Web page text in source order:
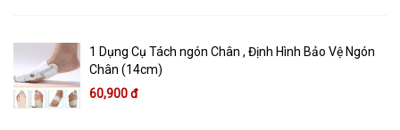
1 Dụng Cụ Tách ngón Chân , Định Hình Bảo Vệ Ngón
Chân (14cm)
60,900 đ